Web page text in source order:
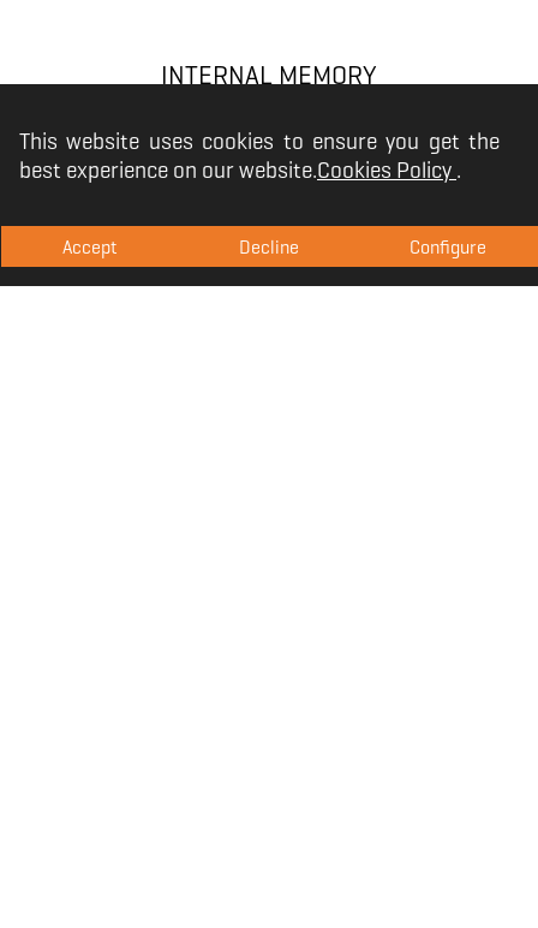
INTERNAL MEMORY
OPTICAL SENSOR
RGB LIGHTING
SOFTWARE
This website uses cookies to ensure you get the
best experience on our website.Cookies Policy .
Accept Decline Configure